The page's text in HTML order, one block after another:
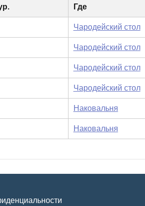
Где
Чародейский стол
Чародейский стол
Чародейский стол
Чародейский стол
Наковальня
Наковальня